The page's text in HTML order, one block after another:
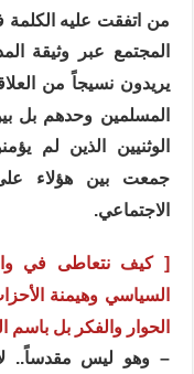
من اتفقت عليه الكلمة
المجتمع عبر وثيقة
يريدون نسيجاً من
المسلمين وحدهم بل
الوثنيين الذين لم
جمعت بين هؤلاء
الاجتماعي.
[ كيف نتعاطى في
السياسي وهيمنة
الحوار والفكر بل
– وهو ليس مقدساً..